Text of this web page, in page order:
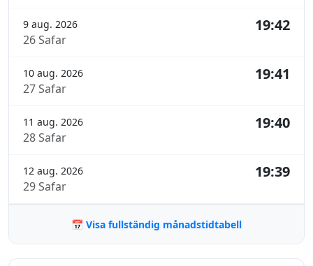
9 aug. 2026
26 Safar
19:42
10 aug. 2026
27 Safar
19:41
11 aug. 2026
28 Safar
19:40
12 aug. 2026
29 Safar
19:39
📅 Visa fullständig månadstidtabell